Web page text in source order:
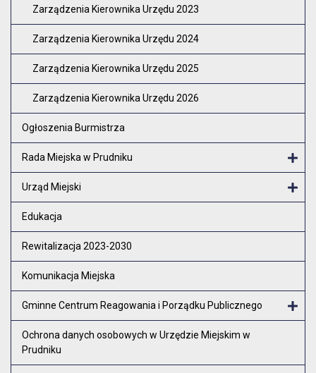
Zarządzenia Kierownika Urzędu 2023
Zarządzenia Kierownika Urzędu 2024
Zarządzenia Kierownika Urzędu 2025
Zarządzenia Kierownika Urzędu 2026
Ogłoszenia Burmistrza
Rada Miejska w Prudniku
Urząd Miejski
Edukacja
Rewitalizacja 2023-2030
Komunikacja Miejska
Gminne Centrum Reagowania i Porządku Publicznego
Ochrona danych osobowych w Urzędzie Miejskim w
Prudniku